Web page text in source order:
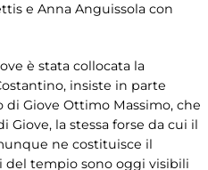
e Anna Anguissola con
è stata collocata la
insiste in parte
di Giove Ottimo Massimo, che
Giove, la stessa forse da cui il
ne costituisce il
del tempio sono oggi visibili